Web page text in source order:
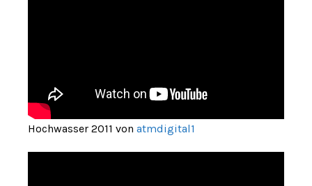
Hochwasser 2011 von atmdigital1